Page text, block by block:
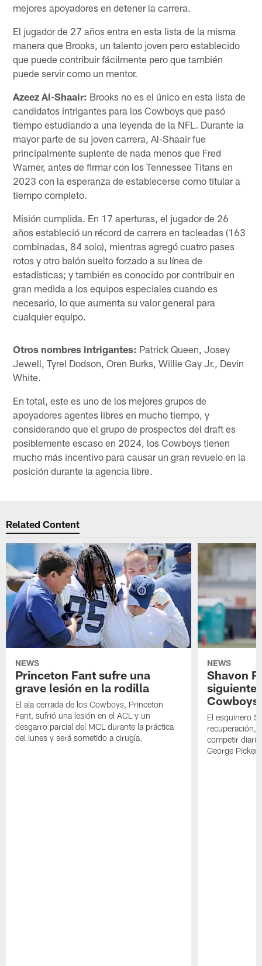
mejores apoyadores en detener la carrera.
El jugador de 27 años entra en esta lista de la misma
manera que Brooks, un talento joven pero establecido
que puede contribuir fácilmente pero que también
puede servir como un mentor.
Azeez Al-Shaair: Brooks no es el único en esta lista de
candidatos intrigantes para los Cowboys que pasó
tiempo estudiando a una leyenda de la NFL. Durante la
mayor parte de su joven carrera, Al-Shaair fue
principalmente suplente de nada menos que Fred
Warner, antes de firmar con los Tennessee Titans en
2023 con la esperanza de establecerse como titular a
tiempo completo.
Misión cumplida. En 17 aperturas, el jugador de 26
años estableció un récord de carrera en tacleadas (163
combinadas, 84 solo), mientras agregó cuatro pases
rotos y otro balón suelto forzado a su línea de
estadísticas; y también es conocido por contribuir en
gran medida a los equipos especiales cuando es
necesario, lo que aumenta su valor general para
cualquier equipo.
Otros nombres intrigantes: Patrick Queen, Josey
Jewell, Tyrel Dodson, Oren Burks, Willie Gay Jr., Devin
White.
En total, este es uno de los mejores grupos de
apoyadores agentes libres en mucho tiempo, y
considerando que el grupo de prospectos del draft es
posiblemente escaso en 2024, los Cowboys tienen
mucho más incentivo para causar un gran revuelo en la
posición durante la agencia libre.
Related Content
NEWS
Princeton Fant sufre una
grave lesión en la rodilla
El ala cerrada de los Cowboys, Princeton
Fant, sufrió una lesión en el ACL y un
desgarro parcial del MCL durante la práctica
del lunes y será sometido a cirugía.
NEWS
Shavon
siguiente
Cowboys
El esquinero
recuperación,
competir
George